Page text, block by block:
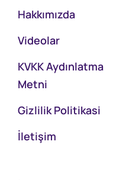
Hakkımızda
Videolar
KVKK Aydınlatma
Metni
Gizlilik Politikasi
İletişim